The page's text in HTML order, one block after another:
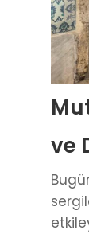
ve